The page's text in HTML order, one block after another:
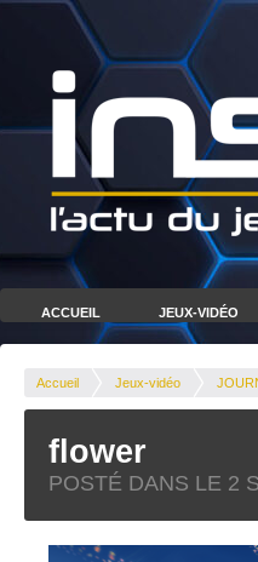
ACCUEIL JEUX-VIDÉO
Accueil Jeux-vidéo
flower
POSTÉ DANS LE 2